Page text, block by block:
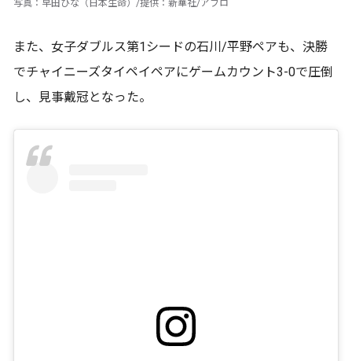
写真：早田ひな（日本生命）/提供：新華社/アフロ
また、女子ダブルス第1シードの石川/平野ペアも、決勝
でチャイニーズタイペイペアにゲームカウント3-0で圧倒
し、見事戴冠となった。